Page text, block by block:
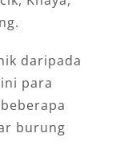
daripada
para
burung